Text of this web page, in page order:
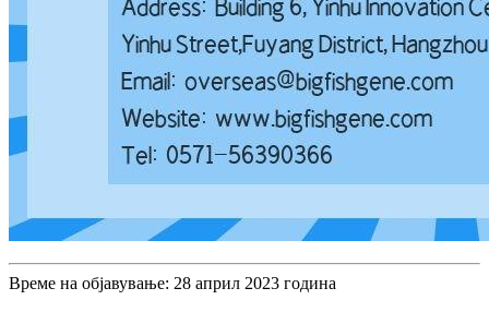
Време на објавување: 28 април 2023 година